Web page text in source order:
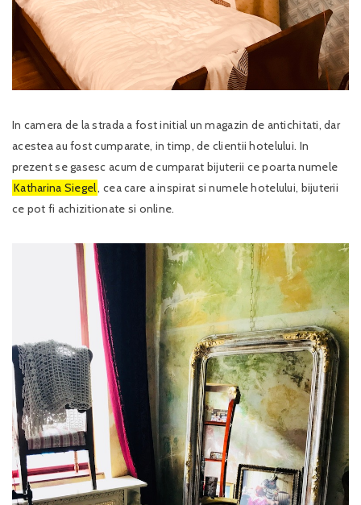
In camera de la strada a fost initial un magazin de antichitati, dar
acestea au fost cumparate, in timp, de clientii hotelului. In
prezent se gasesc acum de cumparat bijuterii ce poarta numele
Katharina Siegel, cea care a inspirat si numele hotelului, bijuterii
ce pot fi achizitionate si online.